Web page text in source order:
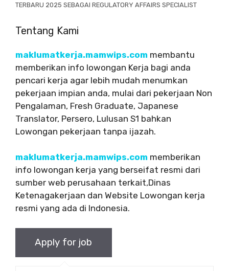
TERBARU 2025 SEBAGAI REGULATORY AFFAIRS SPECIALIST
Tentang Kami
maklumatkerja.mamwips.com membantu
memberikan info lowongan Kerja bagi anda
pencari kerja agar lebih mudah menumkan
pekerjaan impian anda, mulai dari pekerjaan Non
Pengalaman, Fresh Graduate, Japanese
Translator, Persero, Lulusan S1 bahkan
Lowongan pekerjaan tanpa ijazah.
maklumatkerja.mamwips.com memberikan
info lowongan kerja yang berseifat resmi dari
sumber web perusahaan terkait,Dinas
Ketenagakerjaan dan Website Lowongan kerja
resmi yang ada di Indonesia.